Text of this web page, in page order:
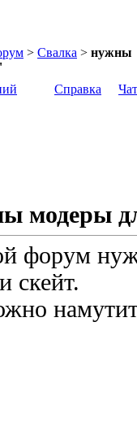
> Свалка > нужны
Справка Чат
модеры
форум
скейт.